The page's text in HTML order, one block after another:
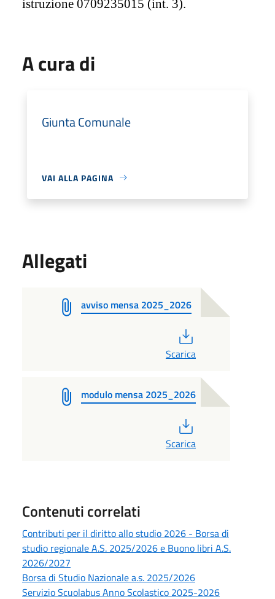
istruzione 0709235015 (int. 3).
A cura di
Giunta Comunale
VAI ALLA PAGINA
Allegati
avviso mensa 2025_2026
Scarica
modulo mensa 2025_2026
Scarica
Contenuti correlati
Contributi per il diritto allo studio 2026 - Borsa di
studio regionale A.S. 2025/2026 e Buono libri A.S.
2026/2027
Borsa di Studio Nazionale a.s. 2025/2026
Servizio Scuolabus Anno Scolastico 2025-2026